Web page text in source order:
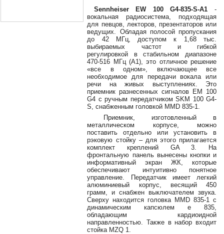
375
29
620-
38-
38
8
0162
25-
38-
38
jsound.by
jsoundby
Sennheiser EW 100 G4-835-S-A1 -
вокальная радиосистема, подходящая
для певцов, лекторов, презентаторов или
ведущих. Обладая полосой пропускания
до 42 МГц, доступом к 1,68 тыс.
выбираемых частот и гибкой
регулировкой в стабильном диапазоне
470-516 МГц (A1), это отличное решение
«все в одном», включающее все
необходимое для передачи вокала или
речи на живых выступлениях. Это
приемник разнесенных сигналов EM 100
G4 с ручным передатчиком SKM 100 G4-
S, снабженным головкой MMD 835-1.
Приемник, изготовленный в
металлическом корпусе, можно
поставить отдельно или установить в
рэковую стойку – для этого прилагается
комплект креплений GA 3. На
фронтальную панель вынесены кнопки и
информативный экран ЖК, которые
обеспечивают интуитивно понятное
управление. Передатчик имеет легкий
алюминиевый корпус, весящий 450
грамм, и снабжен выключателем звука.
Сверху находится головка MMD 835-1 с
динамическим капсюлем e 835,
обладающим кардиоидной
направленностью. Также в набор входит
стойка MZQ 1.